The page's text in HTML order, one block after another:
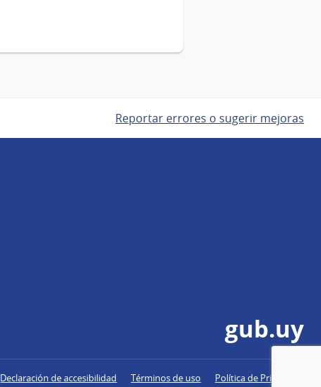
Reportar errores o sugerir mejoras
gub.uy
Declaración de accesibilidad Términos de uso Política de Privacidad